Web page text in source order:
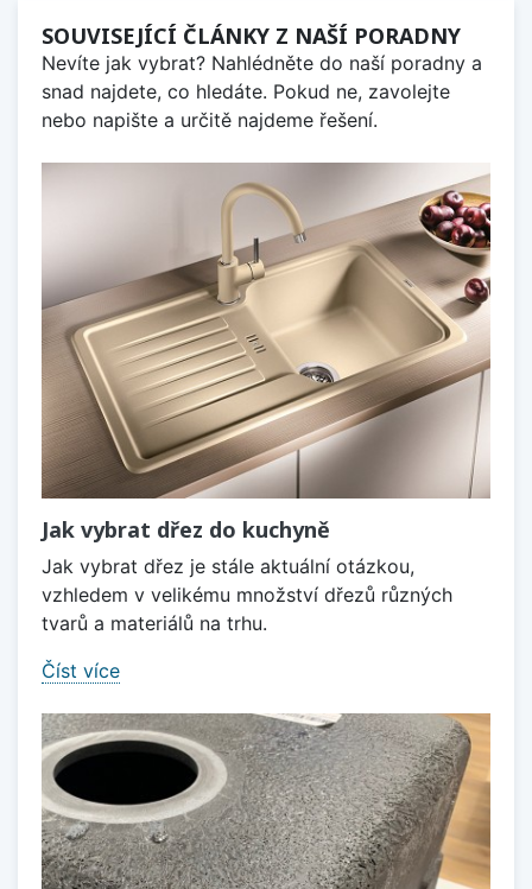
SOUVISEJÍCÍ ČLÁNKY Z NAŠÍ PORADNY
Nevíte jak vybrat? Nahlédněte do naší poradny a
snad najdete, co hledáte. Pokud ne, zavolejte
nebo napište a určitě najdeme řešení.
Jak vybrat dřez do kuchyně
Jak vybrat dřez je stále aktuální otázkou,
vzhledem v velikému množství dřezů různých
tvarů a materiálů na trhu.
Číst více